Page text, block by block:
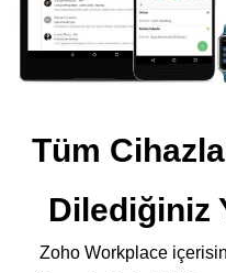
Tüm
Dilediğiniz
Zoho Workplace